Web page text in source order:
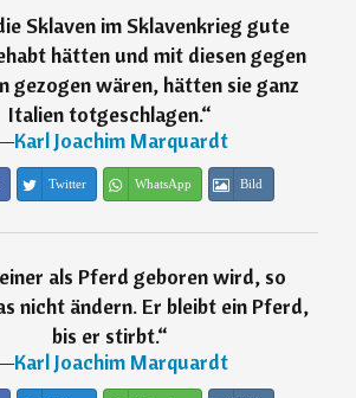
Sklaven im Sklavenkrieg gute
hätten und mit diesen gegen
gezogen wären, hätten sie ganz
Italien totgeschlagen.“
Karl Joachim Marquardt
Twitter WhatsApp Bild
als Pferd geboren wird, so
nicht ändern. Er bleibt ein Pferd,
bis er stirbt.“
Karl Joachim Marquardt